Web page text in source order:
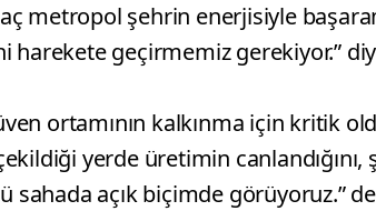
metropol şehrin enerjisiyle
harekete geçirmemiz gerekiyor.”
ortamının kalkınma için kritik
yerde üretimin canlandığını,
sahada açık biçimde görüyoruz.”